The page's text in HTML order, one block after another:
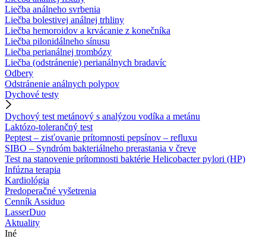
Liečba análneho svrbenia
Liečba bolestivej análnej trhliny
Liečba hemoroidov a krvácanie z konečníka
Liečba pilonidálneho sínusu
Liečba perianálnej trombózy
Liečba (odstránenie) perianálnych bradavíc
Odbery
Odstránenie análnych polypov
Dychové testy
Dychový test metánový s analýzou vodíka a metánu
Laktózo-tolerančný test
Peptest – zisťovanie prítomnosti pepsínov – refluxu
SIBO – Syndróm bakteriálneho prerastania v čreve
Test na stanovenie prítomnosti baktérie Helicobacter pylori (HP)
Infúzna terapia
Kardiológia
Predoperačné vyšetrenia
Cenník Assiduo
LasserDuo
Aktuality
Iné